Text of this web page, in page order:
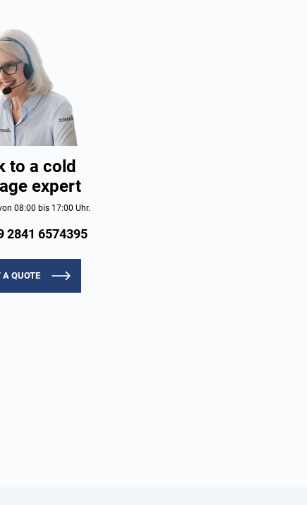
to a cold
expert
08:00 bis 17:00 Uhr.
2841 6574395
A QUOTE